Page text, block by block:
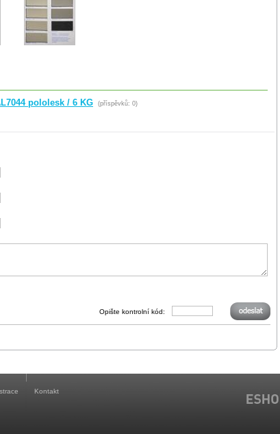
pololesk / 6 KG (příspěvků: 0)
Opište kontrolní kód:
Kontakt